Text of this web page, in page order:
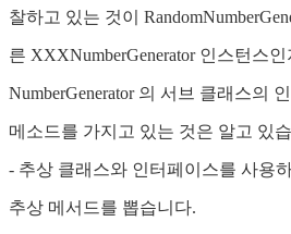
찰하고 있는 것이
른 XXXNumberGenerator 인스턴스
NumberGenerator 의 서브 클래스의
메소드를 가지고 있는 것은 알고 있
- 추상 클래스와 인터페이스를 사용
추상 메서드를 뽑습니다.